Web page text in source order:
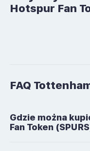
Hotspur Fan
FAQ
Gdzie można
Fan Token